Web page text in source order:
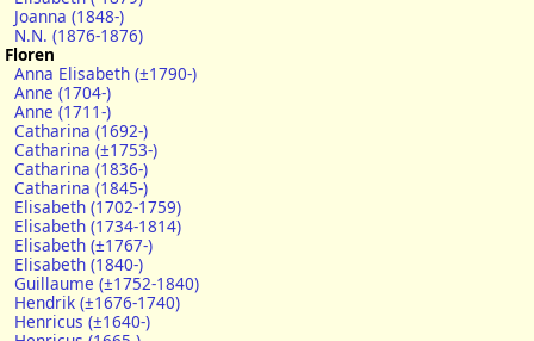
Joanna (1848-)
N.N. (1876-1876)
Floren
Anna Elisabeth (±1790-)
Anne (1704-)
Anne (1711-)
Catharina (1692-)
Catharina (±1753-)
Catharina (1836-)
Catharina (1845-)
Elisabeth (1702-1759)
Elisabeth (1734-1814)
Elisabeth (±1767-)
Elisabeth (1840-)
Guillaume (±1752-1840)
Hendrik (±1676-1740)
Henricus (±1640-)